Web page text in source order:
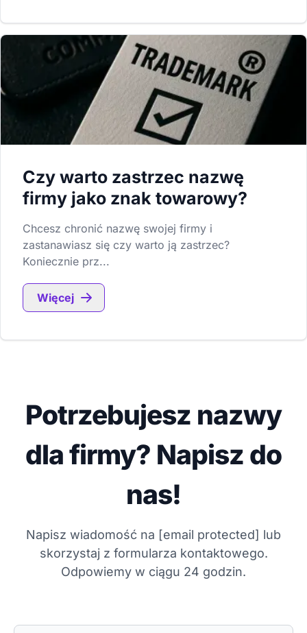
Czy warto zastrzec nazwę
firmy jako znak towarowy?
Chcesz chronić nazwę swojej firmy i
zastanawiasz się czy warto ją zastrzec?
Koniecznie prz...
Więcej
Potrzebujesz nazwy
dla firmy? Napisz do
nas!
Napisz wiadomość na [email protected] lub
skorzystaj z formularza kontaktowego.
Odpowiemy w ciągu 24 godzin.